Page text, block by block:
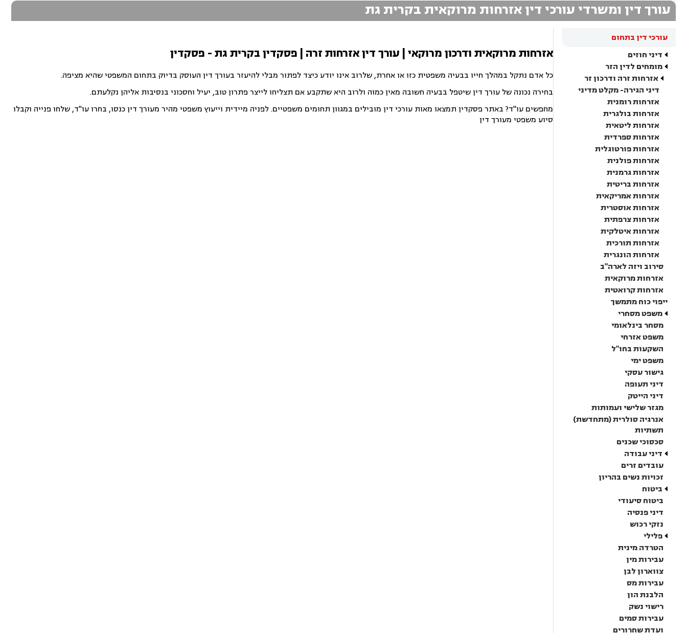
עורך דין ומשרדי עורכי דין אזרחות מרוקאית בקרית גת
עורכי דין בתחום
דיני חוזים
מומחים לדין הזר
אזרחות זרה ודרכון זר
דיני הגירה- מקלט מדיני
אזרחות רומנית
אזרחות בולגרית
אזרחות ליטאית
אזרחות ספרדית
אזרחות פורטוגלית
אזרחות פולנית
אזרחות גרמנית
אזרחות בריטית
אזרחות אמריקאית
אזרחות אוסטרית
אזרחות צרפתית
אזרחות איטלקית
אזרחות תורכית
אזרחות הונגרית
סירוב ויזה לארה"ב
אזרחות מרוקאית
אזרחות קרואטית
ייפוי כוח מתמשך
משפט מסחרי
מסחר בינלאומי
משפט אזרחי
השקעות בחו"ל
משפט ימי
גישור עסקי
דיני תעופה
דיני הייטק
מגזר שלישי ועמותות
אנרגיה סולרית (מתחדשת)
תשתיות
סכסוכי שכנים
דיני עבודה
עובדים זרים
זכויות נשים בהריון
ביטוח
ביטוח סיעודי
דיני פנסיה
נזקי רכוש
פלילי
הטרדה מינית
עבירות מין
צווארון לבן
עבירות מס
הלבנת הון
רישוי נשק
עבירות סמים
ועדת שחרורים
אזרחות מרוקאית ודרכון מרוקאי | עורך דין אזרחות זרה | פסקדין בקרית גת - פסקדין
כל אדם נתקל במהלך חייו בבעיה משפטית כזו או אחרת, שלרוב אינו יודע כיצד לפתור מבלי להיעזר בעורך דין העוסק בדיוק בתחום המשפטי שהיא מציפה.
בחירה נכונה של עורך דין שיטפל בבעיה חשובה מאין כמוה ולרוב היא שתקבע אם תצליחו לייצר פתרון טוב, יעיל וחסכוני בנסיבות אליהן נקלעתם.
מחפשים עו"ד? באתר פסקדין תמצאו מאות עורכי דין מובילים במגוון תחומים משפטיים. לפניה מיידית וייעוץ משפטי מהיר מעורך דין כנסו, בחרו עו"ד, שלחו פנייה וקבלו
סיוע משפטי מעורך דין